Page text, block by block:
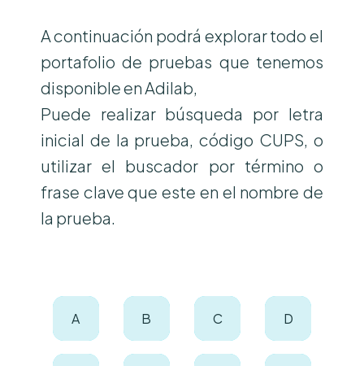
A continuación podrá explorar todo el
portafolio de pruebas que tenemos
disponible en Adilab,
Puede realizar búsqueda por letra
inicial de la prueba, código CUPS, o
utilizar el buscador por término o
frase clave que este en el nombre de
la prueba.
A B C D